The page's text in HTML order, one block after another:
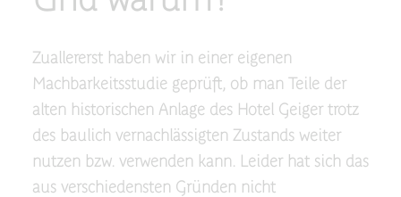
Zuallererst haben wir in einer eigenen
Machbarkeitsstudie geprüft, ob man Teile der
alten historischen Anlage des Hotel Geiger trotz
des baulich vernachlässigten Zustands weiter
nutzen bzw. verwenden kann. Leider hat sich das
aus verschiedensten Gründen nicht